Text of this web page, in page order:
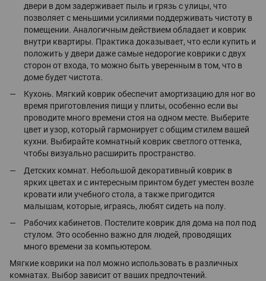
двери в дом задерживает пыль и грязь с улицы, что
позволяет с меньшими усилиями поддерживать чистоту в
помещении. Аналогичным действием обладает и коврик
внутри квартиры. Практика доказывает, что если купить и
положить у двери даже самые недорогие коврики с двух
сторон от входа, то можно быть уверенным в том, что в
доме будет чистота.
Кухонь. Мягкий коврик обеспечит амортизацию для ног во
время приготовления пищи у плиты, особенно если вы
проводите много времени стоя на одном месте. Выберите
цвет и узор, который гармонирует с общим стилем вашей
кухни. Выбирайте комнатный коврик светлого оттенка,
чтобы визуально расширить пространство.
Детских комнат. Небольшой декоративный коврик в
ярких цветах и с интересным принтом будет уместен возле
кровати или учебного стола, а также пригодится
малышам, которые, играясь, любят сидеть на полу.
Рабочих кабинетов. Постелите коврик для дома на пол под
стулом. Это особенно важно для людей, проводящих
много времени за компьютером.
Мягкие коврики на пол можно использовать в различных
комнатах. Выбор зависит от ваших предпочтений.